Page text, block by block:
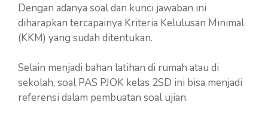
Dengan adanya soal dan kunci jawaban ini
diharapkan tercapainya Kriteria Kelulusan Minimal
(KKM) yang sudah ditentukan.
Selain menjadi bahan latihan di rumah atau di
sekolah, soal PAS PJOK kelas 2SD ini bisa menjadi
referensi dalam pembuatan soal ujian.